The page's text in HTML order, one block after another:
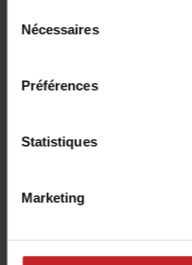
Nécessaires
Préférences
Statistiques
Marketing
Découvrez nos
pour votre trémie